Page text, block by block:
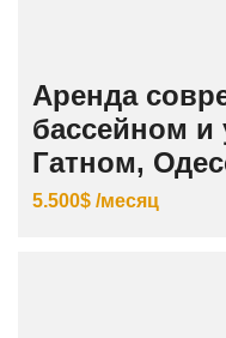
Аренда
бассейном и
Гатном,
5.500$ /месяц